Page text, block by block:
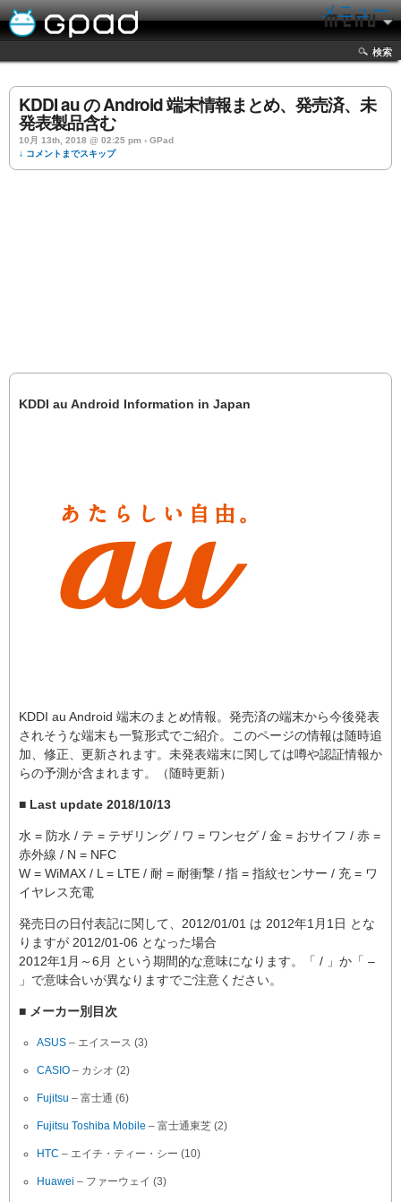
メニュー
検索
KDDI au の Android 端末情報まとめ、発売済、未
発表製品含む
10月 13th, 2018 @ 02:25 pm › GPad
↓ コメントまでスキップ
KDDI au Android Information in Japan
KDDI au Android 端末のまとめ情報。発売済の端末から今後発表
されそうな端末も一覧形式でご紹介。このページの情報は随時追
加、修正、更新されます。未発表端末に関しては噂や認証情報か
らの予測が含まれます。（随時更新）
■ Last update 2018/10/13
水 = 防水 / テ = テザリング / ワ = ワンセグ / 金 = おサイフ / 赤 =
赤外線 / N = NFC
W = WiMAX / L = LTE / 耐 = 耐衝撃 / 指 = 指紋センサー / 充 = ワ
イヤレス充電
発売日の日付表記に関して、2012/01/01 は 2012年1月1日 とな
りますが 2012/01-06 となった場合
2012年1月～6月 という期間的な意味になります。「 / 」か「 –
」で意味合いが異なりますでご注意ください。
■ メーカー別目次
ASUS – エイスース (3)
CASIO – カシオ (2)
Fujitsu – 富士通 (6)
Fujitsu Toshiba Mobile – 富士通東芝 (2)
HTC – エイチ・ティー・シー (10)
Huawei – ファーウェイ (3)